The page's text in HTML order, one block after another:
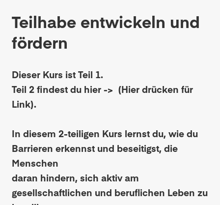
Teilhabe entwickeln und
fördern
Dieser Kurs ist Teil 1.
Teil 2 findest du hier -> (Hier drücken für
Link).
In diesem 2-teiligen Kurs lernst du, wie du
Barrieren erkennst und beseitigst, die
Menschen
daran hindern, sich aktiv am
gesellschaftlichen und beruflichen Leben zu